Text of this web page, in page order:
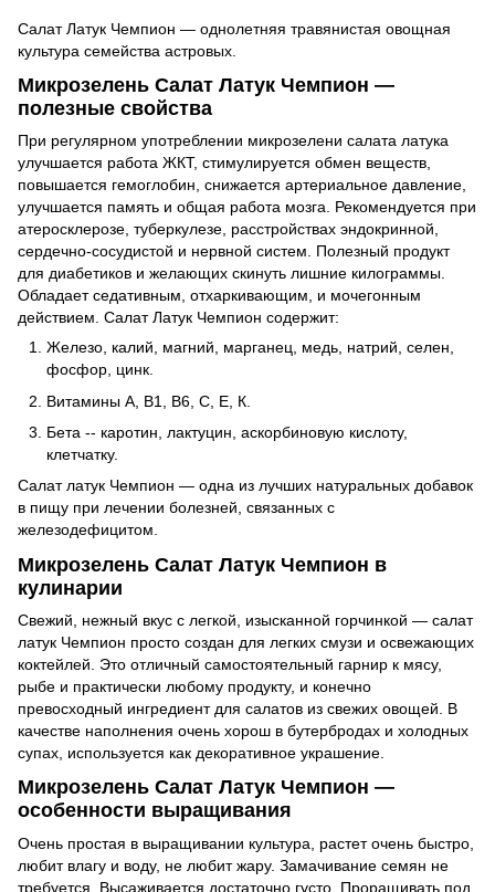
Салат Латук Чемпион — однолетняя травянистая овощная
культура семейства астровых.
Микрозелень Салат Латук Чемпион —
полезные свойства
При регулярном употреблении микрозелени салата латука
улучшается работа ЖКТ, стимулируется обмен веществ,
повышается гемоглобин, снижается артериальное давление,
улучшается память и общая работа мозга. Рекомендуется при
атеросклерозе, туберкулезе, расстройствах эндокринной,
сердечно-сосудистой и нервной систем. Полезный продукт
для диабетиков и желающих скинуть лишние килограммы.
Обладает седативным, отхаркивающим, и мочегонным
действием. Салат Латук Чемпион содержит:
Железо, калий, магний, марганец, медь, натрий, селен,
фосфор, цинк.
Витамины А, В1, В6, С, Е, К.
Бета -- каротин, лактуцин, аскорбиновую кислоту,
клетчатку.
Салат латук Чемпион — одна из лучших натуральных добавок
в пищу при лечении болезней, связанных с
железодефицитом.
Микрозелень Салат Латук Чемпион в
кулинарии
Свежий, нежный вкус с легкой, изысканной горчинкой — салат
латук Чемпион просто создан для легких смузи и освежающих
коктейлей. Это отличный самостоятельный гарнир к мясу,
рыбе и практически любому продукту, и конечно
превосходный ингредиент для салатов из свежих овощей. В
качестве наполнения очень хорош в бутербродах и холодных
супах, используется как декоративное украшение.
Микрозелень Салат Латук Чемпион —
особенности выращивания
Очень простая в выращивании культура, растет очень быстро,
любит влагу и воду, не любит жару. Замачивание семян не
требуется. Высаживается достаточно густо. Проращивать под